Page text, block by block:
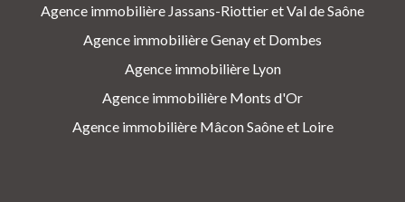
Agence immobilière Jassans-Riottier et Val de Saône
Agence immobilière Genay et Dombes
Agence immobilière Lyon
Agence immobilière Monts d'Or
Agence immobilière Mâcon Saône et Loire